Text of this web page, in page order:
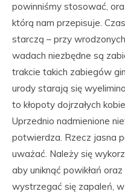
powinniśmy stosować,
którą nam przepisuje.
starczą – przy
wadach niezbędne są
trakcie takich zabiegów
urody starają się
to kłopoty dojrzałych
Uprzednio nadmienione
potwierdza. Rzecz jasna
uważać. Należy się
aby uniknąć powikłań
wystrzegać się zapaleń,